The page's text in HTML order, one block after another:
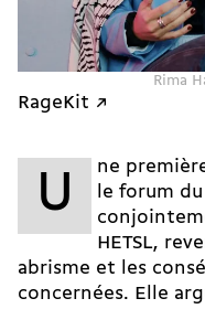
Rima
RageKit ↗
U
ne
leforum du
HETSL,
abrisme et les
concernées. Elle